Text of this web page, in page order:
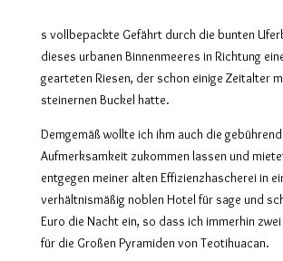
s vollbepackte Gefährt durch die bunten
dieses urbanen Binnenmeeres in Richtung
gearteten Riesen, der schon einige Zeitalter
steinernen Buckel hatte.
Demgemäß wollte ich ihm auch die
Aufmerksamkeit zukommen lassen und
entgegen meiner alten Effizienzhascherei in
verhältnismäßig noblen Hotel für sage und
Euro die Nacht ein, so dass ich immerhin
für die Großen Pyramiden von Teotihuacan.